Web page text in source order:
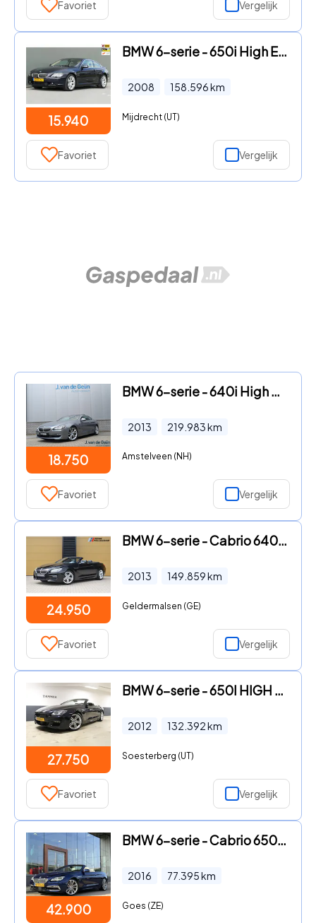
Favoriet Vergelijk
15.940
BMW 6-serie - 650i High Executive Youngtimer 367pk V8 LCI NAP Facelift HUD
2008 158.596km
Mijdrecht (UT)
Favoriet Vergelijk
18.750
BMW 6-serie - 640i High Executive | Panorama | Comfort | HiFi |100% Onderh
2013 219.983km
Amstelveen (NH)
Favoriet Vergelijk
24.950
BMW 6-serie - Cabrio 640xi High Executive * M Sportpakket * Night Vision *
2013 149.859km
Geldermalsen (GE)
Favoriet Vergelijk
27.750
BMW 6-serie - 650I HIGH EXECUTIVE M-Sport gereviseerde motor Documentatie
2012 132.392km
Soesterberg (UT)
Favoriet Vergelijk
42.900
BMW 6-serie - Cabrio 650i High Executive | Bang & Olufsen | Head-Up | ACC
2016 77.395km
Goes (ZE)